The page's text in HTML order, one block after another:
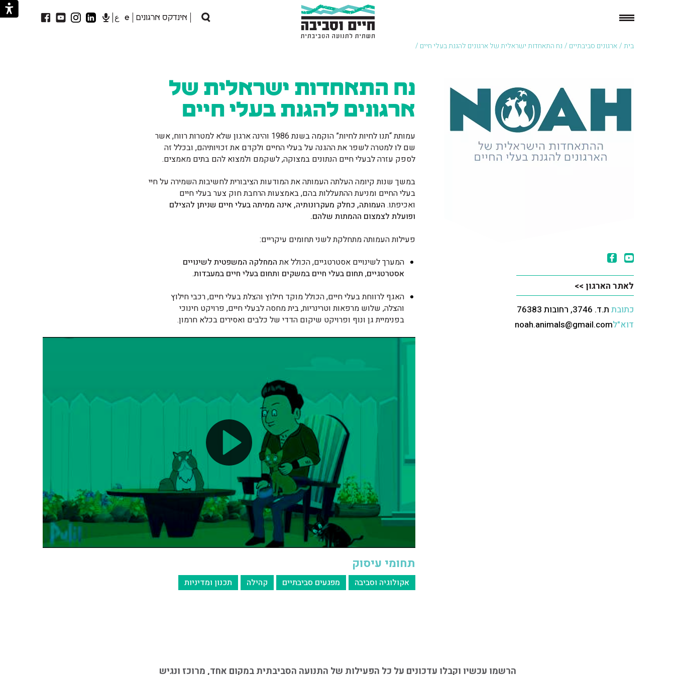
אינדקס ארגונים e ع
בית/ארגונים סביבתיים / נח התאחדות ישראלית של ארגונים להגנת בעלי חיים /
לאתר הארגון >>
כתובת ת.ד. 3746, רחובות 76383
דוא"לnoah.animals@gmail.com
נח התאחדות ישראלית של
ארגונים להגנת בעלי חיים
עמותת “תנו לחיות לחיות” הוקמה בשנת 1986 והינה ארגון שלא למטרות רווח, אשר
שם לו למטרה לשפר את ההגנה על בעלי החיים ולקדם את זכויותיהם, ובכלל זה
לספק עזרה לבעלי חיים הנתונים במצוקה, לשקמם ולמצוא להם בתים מאמצים.
במשך שנות קיומה העלתה העמותה את המודעות הציבורית לחשיבות השמירה על חיי
בעלי החיים ומניעת ההתעללות בהם, באמצעות הרחבת חוק צער בעלי חיים
ואכיפתו. העמותה, כחלק מעקרונותיה, אינה ממיתה בעלי חיים שניתן להצילם
ופועלת לצמצום ההמתות שלהם.
פעילות העמותה מתחלקת לשני תחומים עיקריים:
המערך לשינויים אסטרטגיים, הכולל אתהמחלקה המשפטית לשינויים
אסטרטגיים, תחום בעלי חיים במשקים ותחום בעלי חיים במעבדות.
האגף לרווחת בעלי חיים, הכולל מוקד חילוץ והצלת בעלי חיים, רכבי חילוץ
והצלה, שלוש מרפאות וטרינריות, בית מחסה לבעלי חיים, פרויקט חינוכי
בפנימיית גן ונוף ופרויקט שיקום הדדי של כלבים ואסירים בכלא חרמון.
תחומי עיסוק
אקולוגיה וסביבה מפגעים סביבתיים קהילה תכנון ומדיניות
הרשמו עכשיו וקבלו עדכונים על כל הפעילות של התנועה הסביבתית במקום אחד, מרוכז ונגיש